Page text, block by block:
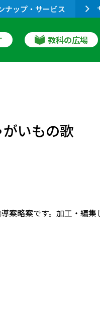
ナップ・サービス
教科の広場
いもの歌
略案です。加工・編集